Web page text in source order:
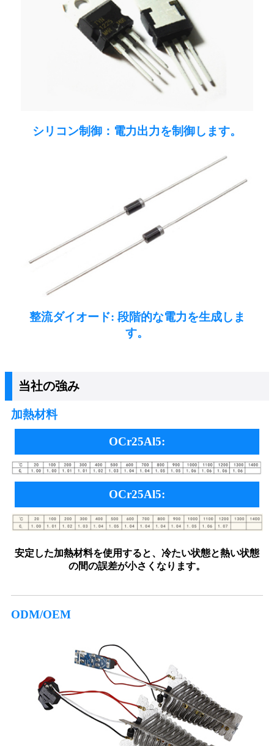
シリコン制御：電力出力を制御します。
整流ダイオード: 段階的な電力を生成しま
す。
当社の強み
加熱材料
OCr25Al5:
OCr25Al5:
安定した加熱材料を使用すると、冷たい状態と熱い状態
の間の誤差が小さくなります。
ODM/OEM